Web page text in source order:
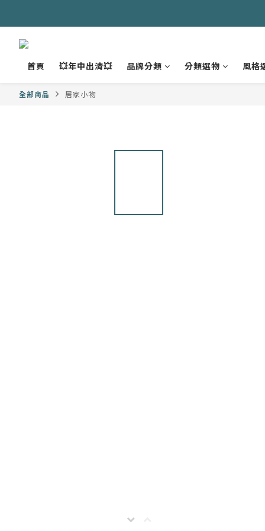
首頁 💥年中出清💥 品牌分類 分類選物 風格
全部商品 居家小物